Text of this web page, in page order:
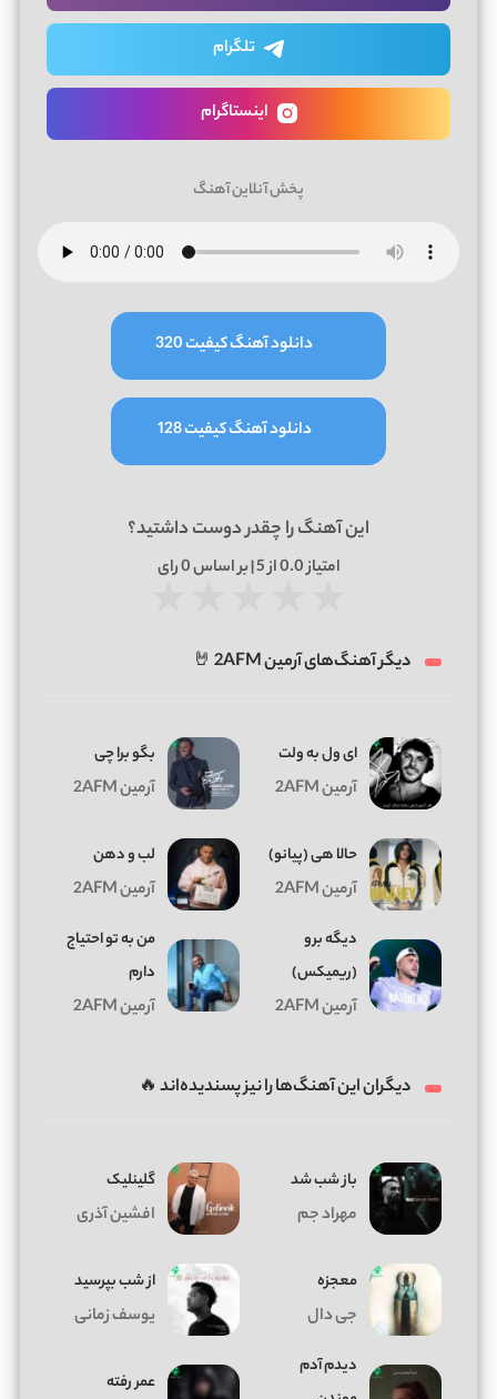
تلگرام
اینستاگرام
پخش آنلاین آهنگ
دانلود آهنگ کیفیت 320
دانلود آهنگ کیفیت 128
این آهنگ را چقدر دوست داشتید؟
امتیاز0.0از 5 | بر اساس 0رای
دیگر آهنگ‌های آرمین 2AFM 🤘
ای ول به ولت
آرمین 2AFM
بگو برا چی
آرمین 2AFM
ﺣﺎﻟﺎ ﻫﻰ (پیانو)
آرمین 2AFM
لب و دهن
آرمین 2AFM
دیگه برو
(ریمیکس)
آرمین 2AFM
من به تو احتیاج
دارم
آرمین 2AFM
دیگران این آهنگ‌ها را نیز پسندیده‌اند 🔥
باز شب شد
مهراد جم
گلینلیک
افشین آذری
معجزه
جی دال
از شب بپرسید
یوسف زمانی
دیدم آدم
عمر رفته